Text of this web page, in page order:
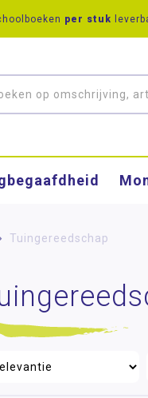
per stuk
Tuingereedschap